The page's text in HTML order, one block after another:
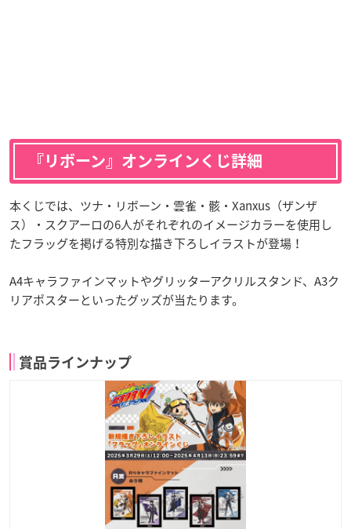
『リボーン』オンラインくじ詳細
本くじでは、ツナ・リボーン・雲雀・骸・Xanxus（ザンザ
ス）・スクアーロの6人がそれぞれのイメージカラーを使用し
たフラッグを掲げる特別な描き下ろしイラストが登場！
A4キャラファインマットやグリッターアクリルスタンド、A3ク
リアポスターといったグッズが当たります。
賞品ラインナップ